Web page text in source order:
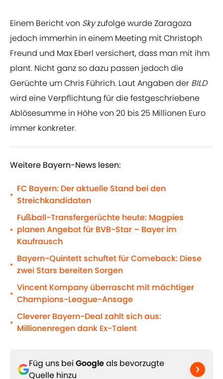
Einem Bericht von Skyzufolge wurde Zaragoza
jedoch immerhin in einem Meeting mit Christoph
Freund und Max Eberl versichert, dass man mit ihm
plant. Nicht ganz so dazu passen jedoch die
Gerüchte um Chris Führich. Laut Angaben der BILD
wird eine Verpflichtung für die festgeschriebene
Ablösesumme in Höhe von 20 bis 25 Millionen Euro
immer konkreter.
Weitere Bayern-News lesen:
•
FC Bayern: Der aktuelle Stand bei den
Streichkandidaten
•
Fußball-Transfergerüchte heute: Magpies
planen Angebot für BVB-Star – Bayer im
Kaufrausch
•
Bayern-Quintett schuftet für Comeback: Diese
zwei Stars bereiten Sorgen
•
Vincent Kompany überrascht mit mächtiger
Champions-League-Ansage
•
Cleverer Bayern-Deal zahlt sich aus:
Millionenregen dank Ex-Talent
Füg uns bei Googleals bevorzugte
Quelle hinzu